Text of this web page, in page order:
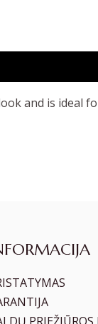
and is ideal